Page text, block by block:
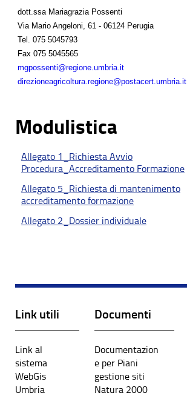
dott.ssa Mariagrazia Possenti
Via Mario Angeloni, 61 - 06124 Perugia
Tel. 075 5045793
Fax 075 5045565
mgpossenti@regione.umbria.it
direzioneagricoltura.regione@postacert.umbria.it
Modulistica
Allegato 1_Richiesta Avvio
Procedura_Accreditamento Formazione
Allegato 5_Richiesta di mantenimento
accreditamento formazione
Allegato 2_Dossier individuale
Link utili
Link al
sistema
WebGis
Umbria
Documenti
Documentazion
e per Piani
gestione siti
Natura 2000